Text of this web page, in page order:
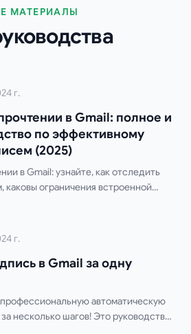
МАТЕРИАЛЫ
о прочтении в Gmail:
отслеживанию писем
(2025)
г.
в Gmail: полное и
по эффективному
(2025)
в Gmail: узнайте, как отследить
каковы ограничения встроенной
в Gmail за одну
г.
в Gmail за одну
профессиональную автоматическую
несколько шагов! Это руководство